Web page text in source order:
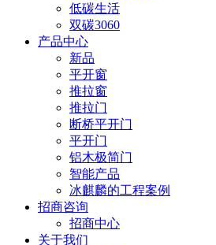
低碳生活
双碳3060
产品中心
新品
平开窗
推拉窗
推拉门
断桥平开门
平开门
铝木极简门
智能产品
冰麒麟的工程案例
招商咨询
招商中心
关于我们